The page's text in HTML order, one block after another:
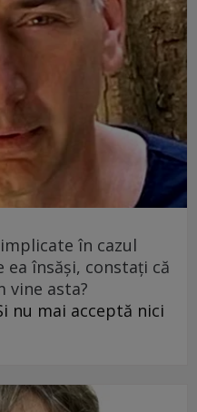
în cazul
ea însăși, constați că
vine asta?
nu mai acceptă nici